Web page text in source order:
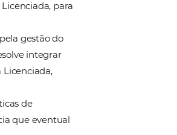
Licenciado sob o regime de
objeto da licença, devendo a
do produto.
prazo determinado e sem
seus códigos fonte, inclusive